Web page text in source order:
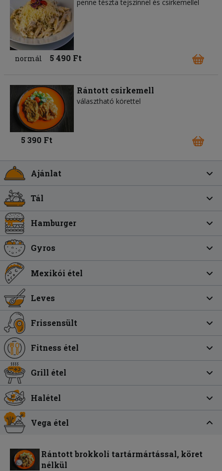
penne tészta tejszínnel és csirkemellel
normál 5 490 Ft
Rántott csirkemell
választható körettel
5 390 Ft
Ajánlat
Tál
Hamburger
Gyros
Mexikói étel
Leves
Frissensült
Fitness étel
Grill étel
Halétel
Vega étel
Rántott brokkoli tartármártással, köret
nélkül